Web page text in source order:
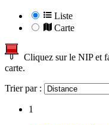
Liste
Carte
Cliquez sur le NIP et
carte.
Trier par :
1